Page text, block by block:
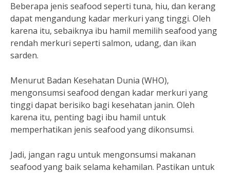
Beberapa jenis seafood seperti tuna, hiu, dan kerang
dapat mengandung kadar merkuri yang tinggi. Oleh
karena itu, sebaiknya ibu hamil memilih seafood yang
rendah merkuri seperti salmon, udang, dan ikan
sarden.
Menurut Badan Kesehatan Dunia (WHO),
mengonsumsi seafood dengan kadar merkuri yang
tinggi dapat berisiko bagi kesehatan janin. Oleh
karena itu, penting bagi ibu hamil untuk
memperhatikan jenis seafood yang dikonsumsi.
Jadi, jangan ragu untuk mengonsumsi makanan
seafood yang baik selama kehamilan. Pastikan untuk